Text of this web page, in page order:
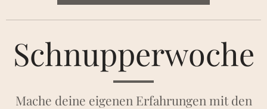
Schnupperwoche
Mache deine eigenen Erfahrungen mit den